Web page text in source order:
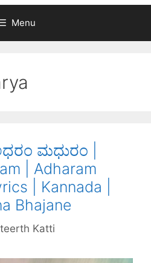
Menu
ಮಧುರಂ |
| Adharam
| Kannada |
Bhajane
Katti